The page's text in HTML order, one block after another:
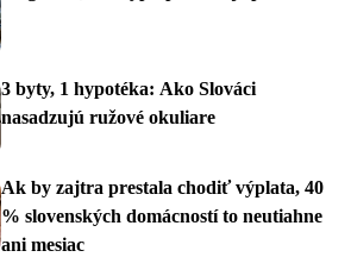
3 byty, 1 hypotéka: Ako Slováci
nasadzujú ružové okuliare
Ak by zajtra prestala chodiť výplata, 40
% slovenských domácností to neutiahne
ani mesiac